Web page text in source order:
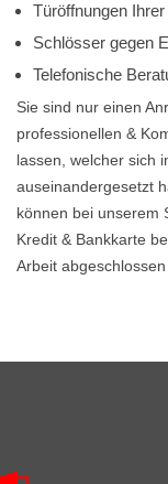
Türöffnungen
Schlösser gegen
Telefonische
Sie sind nur einen
professionellen &
lassen, welcher sich
auseinandergesetzt
können bei unserem
Kredit & Bankkarte
Arbeit abgeschlossen